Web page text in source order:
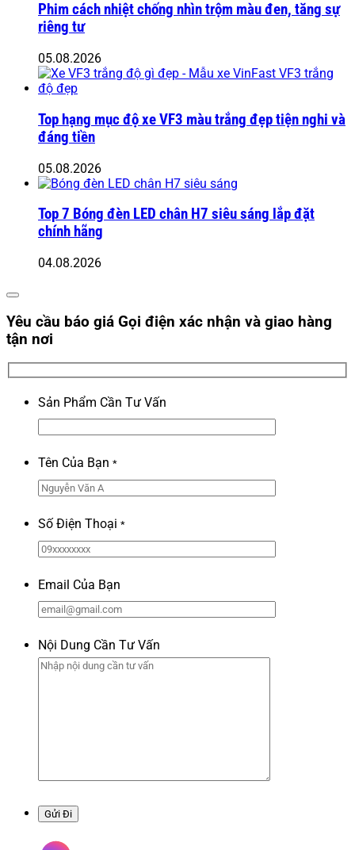
Phim cách nhiệt chống nhìn trộm màu đen, tăng sự
riêng tư
05.08.2026
Top hạng mục độ xe VF3 màu trắng đẹp tiện nghi và
đáng tiền
05.08.2026
Top 7 Bóng đèn LED chân H7 siêu sáng lắp đặt
chính hãng
04.08.2026
Yêu cầu báo giá Gọi điện xác nhận và giao hàng
tận nơi
Sản Phẩm Cần Tư Vấn
Tên Của Bạn *
Số Điện Thoại *
Email Của Bạn
Nội Dung Cần Tư Vấn